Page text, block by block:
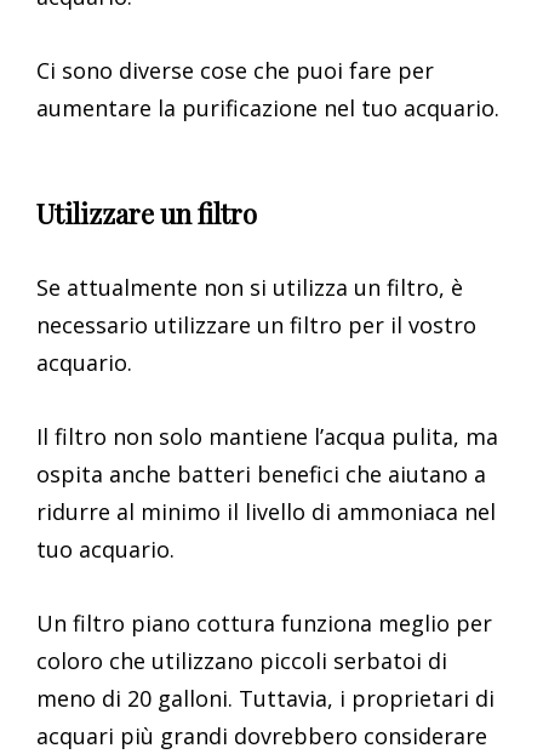
Ci sono diverse cose che puoi fare per
aumentare la purificazione nel tuo acquario.
Utilizzare un filtro
Se attualmente non si utilizza un filtro, è
necessario utilizzare un filtro per il vostro
acquario.
Il filtro non solo mantiene l’acqua pulita, ma
ospita anche batteri benefici che aiutano a
ridurre al minimo il livello di ammoniaca nel
tuo acquario.
Un filtro piano cottura funziona meglio per
coloro che utilizzano piccoli serbatoi di
meno di 20 galloni. Tuttavia, i proprietari di
acquari più grandi dovrebbero considerare